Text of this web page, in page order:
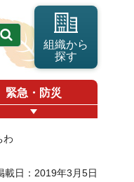
組織から
探す
緊急・防災
わ
載日：2019年3月5日